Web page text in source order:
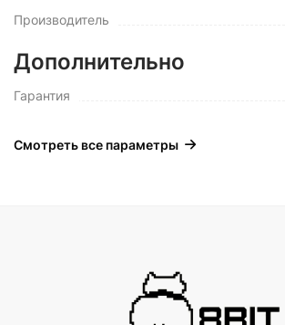
Производитель
Дополнительно
Гарантия
Смотреть все параметры